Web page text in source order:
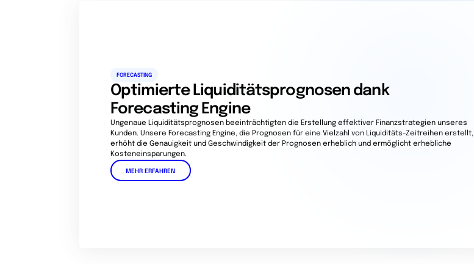
FORECASTING
Optimierte Liquiditätsprognosen dank
Forecasting Engine
Ungenaue Liquiditätsprognosen beeinträchtigten die Erstellung effektiver Finanzstrategien unseres
Kunden. Unsere Forecasting Engine, die Prognosen für eine Vielzahl von Liquiditäts-Zeitreihen erstellt,
erhöht die Genauigkeit und Geschwindigkeit der Prognosen erheblich und ermöglicht erhebliche
Kosteneinsparungen.
MEHR ERFAHREN